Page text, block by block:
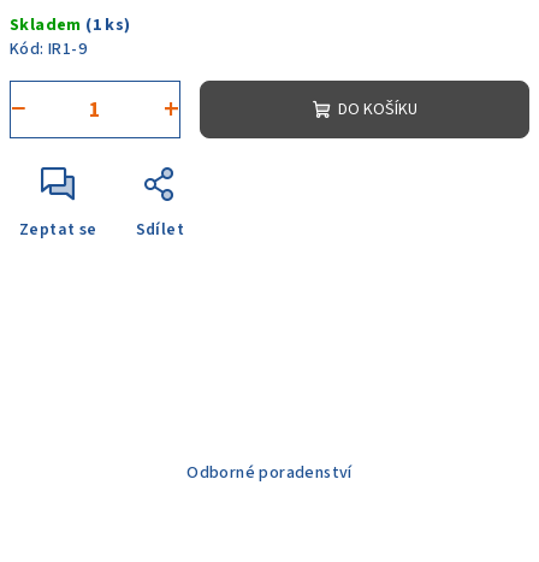
cena:
Skladem (1 ks)
Kód: IR1-9
+
− DO KOŠÍKU
Zeptat se Sdílet
Odborné poradenství